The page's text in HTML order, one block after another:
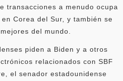
transacciones a menudo ocupa
Corea del Sur, y también se
del mundo.
piden a Biden y a otros
relacionados con SBF
el senador estadounidense